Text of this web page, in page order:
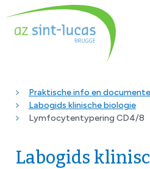
Praktische info en
Labogids klinische biologie
Lymfocytentypering CD4/8
Labogids